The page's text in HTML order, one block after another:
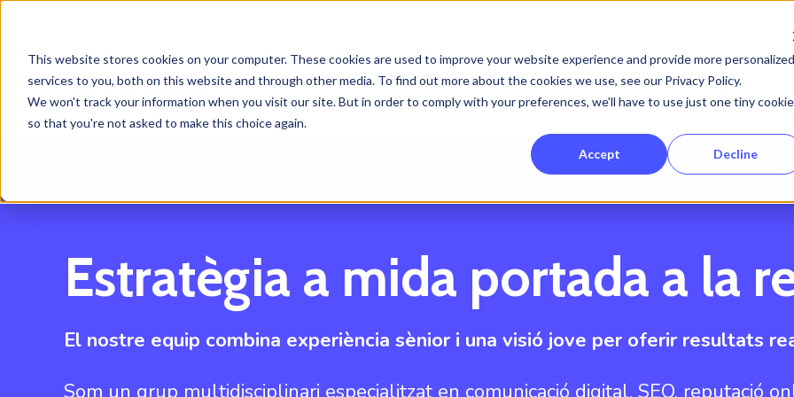
This website stores cookies on your computer. These cookies are used to improve your website experience and provide more personalized
services to you, both on this website and through other media. To find out more about the cookies we use, see our Privacy Policy.
We won't track your information when you visit our site. But in order to comply with your preferences, we'll have to use just one tiny cookie
so that you're not asked to make this choice again.
Accept Decline
Serveis Show submenu for Serveis
Projectes Clients
Estratègia a mida portada a la
El nostre equip combina experiència sènior i una visió jove per oferir resultats